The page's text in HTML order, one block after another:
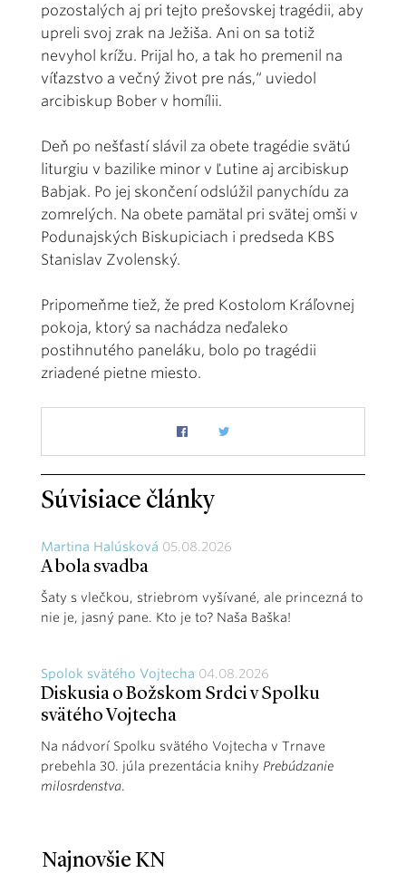
pozostalých aj pri tejto prešovskej tragédii, aby
upreli svoj zrak na Ježiša. Ani on sa totiž
nevyhol krížu. Prijal ho, a tak ho premenil na
víťazstvo a večný život pre nás,“ uviedol
arcibiskup Bober v homílii.
Deň po nešťastí slávil za obete tragédie svätú
liturgiu v bazilike minor v Ľutine aj arcibiskup
Babjak. Po jej skončení odslúžil panychídu za
zomrelých. Na obete pamätal pri svätej omši v
Podunajských Biskupiciach i predseda KBS
Stanislav Zvolenský.
Pripomeňme tiež, že pred Kostolom Kráľovnej
pokoja, ktorý sa nachádza neďaleko
postihnutého paneláku, bolo po tragédii
zriadené pietne miesto.
Súvisiace články
Martina Halúsková 05.08.2026
A bola svadba
Šaty s vlečkou, striebrom vyšívané, ale princezná to
nie je, jasný pane. Kto je to? Naša Baška!
Spolok svätého Vojtecha 04.08.2026
Diskusia o Božskom Srdci v Spolku
svätého Vojtecha
Na nádvorí Spolku svätého Vojtecha v Trnave
prebehla 30. júla prezentácia knihy Prebúdzanie
milosrdenstva.
Najnovšie KN